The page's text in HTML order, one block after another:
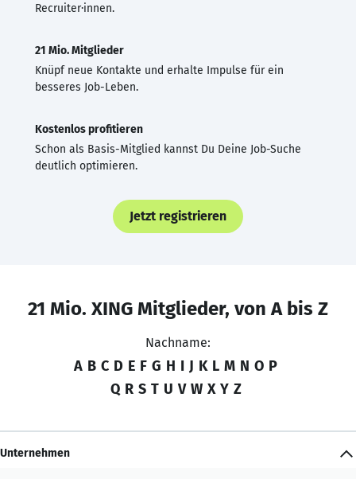
Recruiter·innen.
21 Mio. Mitglieder
Knüpf neue Kontakte und erhalte Impulse für ein
besseres Job-Leben.
Kostenlos profitieren
Schon als Basis-Mitglied kannst Du Deine Job-Suche
deutlich optimieren.
Jetzt registrieren
21 Mio. XING Mitglieder, von A bis Z
Nachname:
A B C D E F G H I J K L M N O P
Q R S T U V W X Y Z
Unternehmen